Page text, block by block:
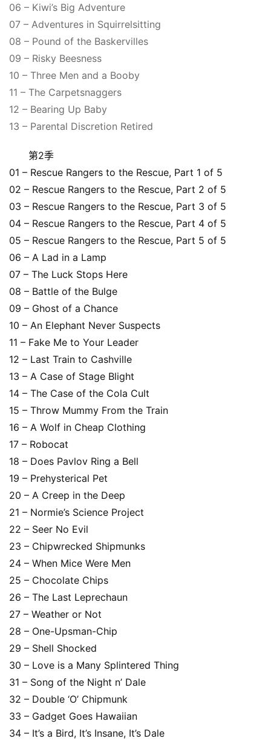
首
页
英
资
源
中
文
动
06 – Kiwi’s Big Adventure
07 – Adventures in Squirrelsitting
08 – Pound of the Baskervilles
09 – Risky Beesness
10 – Three Men and a Booby
11 – The Carpetsnaggers
12 – Bearing Up Baby
13 – Parental Discretion Retired
第2季
01 – Rescue Rangers to the Rescue, Part 1 of 5
02 – Rescue Rangers to the Rescue, Part 2 of 5
03 – Rescue Rangers to the Rescue, Part 3 of 5
04 – Rescue Rangers to the Rescue, Part 4 of 5
05 – Rescue Rangers to the Rescue, Part 5 of 5
06 – A Lad in a Lamp
07 – The Luck Stops Here
08 – Battle of the Bulge
09 – Ghost of a Chance
10 – An Elephant Never Suspects
11 – Fake Me to Your Leader
12 – Last Train to Cashville
13 – A Case of Stage Blight
14 – The Case of the Cola Cult
15 – Throw Mummy From the Train
16 – A Wolf in Cheap Clothing
17 – Robocat
18 – Does Pavlov Ring a Bell
19 – Prehysterical Pet
20 – A Creep in the Deep
21 – Normie’s Science Project
22 – Seer No Evil
23 – Chipwrecked Shipmunks
24 – When Mice Were Men
25 – Chocolate Chips
26 – The Last Leprechaun
27 – Weather or Not
28 – One-Upsman-Chip
29 – Shell Shocked
30 – Love is a Many Splintered Thing
31 – Song of the Night n’ Dale
32 – Double ‘O’ Chipmunk
33 – Gadget Goes Hawaiian
34 – It’s a Bird, It’s Insane, It’s Dale